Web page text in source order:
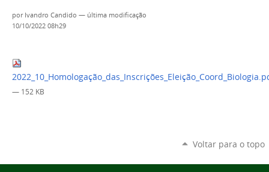
por Ivandro Candido — última modificação
10/10/2022 08h29
— 152 KB
Voltar para o topo